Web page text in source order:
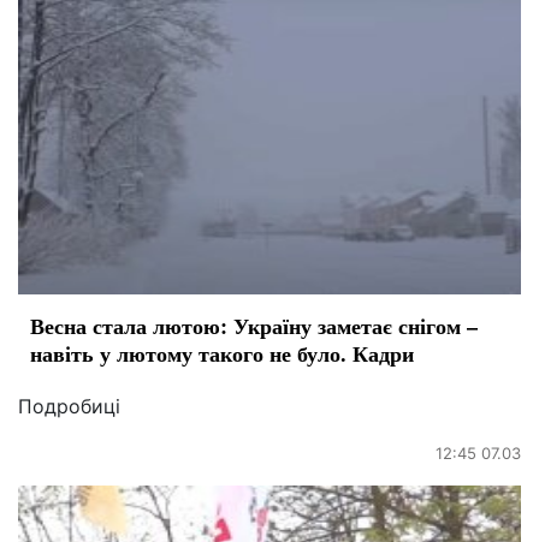
Весна стала лютою: Україну заметає снігом –
навіть у лютому такого не було. Кадри
Подробиці
12:45 07.03